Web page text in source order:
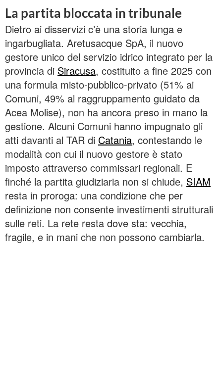
La partita bloccata in tribunale
Dietro ai disservizi c’è una storia lunga e
ingarbugliata. Aretusacque SpA, il nuovo
gestore unico del servizio idrico integrato per la
provincia di Siracusa, costituito a fine 2025 con
una formula misto-pubblico-privato (51% ai
Comuni, 49% al raggruppamento guidato da
Acea Molise), non ha ancora preso in mano la
gestione. Alcuni Comuni hanno impugnato gli
atti davanti al TAR di Catania, contestando le
modalità con cui il nuovo gestore è stato
imposto attraverso commissari regionali. E
finché la partita giudiziaria non si chiude, SIAM
resta in proroga: una condizione che per
definizione non consente investimenti strutturali
sulle reti. La rete resta dove sta: vecchia,
fragile, e in mani che non possono cambiarla.